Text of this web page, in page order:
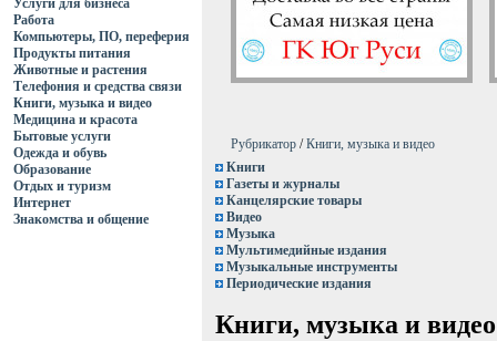
Услуги для бизнеса
Работа
Компьютеры, ПО, переферия
Продукты питания
Животные и растения
Телефония и средства связи
Книги, музыка и видео
Медицина и красота
Бытовые услуги
Одежда и обувь
Образование
Отдых и туризм
Интернет
Знакомства и общение
Рубрикатор /Книги, музыка и видео
Книги
Газеты и журналы
Канцелярские товары
Видео
Музыка
Мультимедийные издания
Музыкальные инструменты
Периодические издания
Книги, музыка и видео